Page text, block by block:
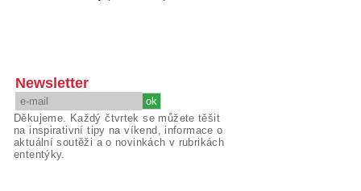
Newsletter
Děkujeme. Každý čtvrtek se můžete těšit
na inspirativní tipy na víkend, informace o
aktuální soutěži a o novinkách v rubrikách
ententýky.